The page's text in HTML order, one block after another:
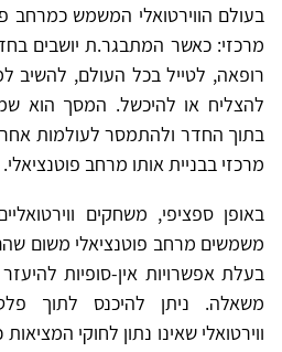
בעולם הווירטואלי המשמש כמרחב
מרכזי: כאשר המתבגר.ת יושבים
רופאה, לטייל בכל העולם, להשיב
להצליח או להיכשל. המסך הוא
בתוך החדר ולהתמסר לעולמות
מרכזי בבניית אותו מרחב פוטנציאלי.
באופן ספציפי, משחקים
משמשים מרחב פוטנציאלי משום
בעלת אפשרויות אין-סופיות
משאלה. ניתן להיכנס לתוך
ווירטואלי שאינו נתון לחוקי